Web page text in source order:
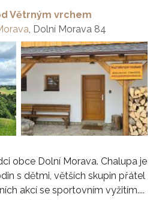
Větrným vrchem
, Dolní Morava 84
obce Dolní Morava. Chalupa je
s dětmi, větších skupin přátel
akcí se sportovním vyžitím....